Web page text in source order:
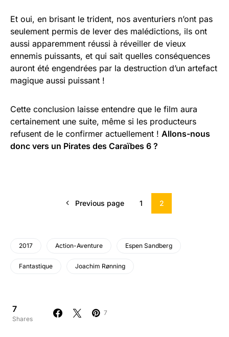
Et oui, en brisant le trident, nos aventuriers n’ont pas
seulement permis de lever des malédictions, ils ont
aussi apparemment réussi à réveiller de vieux
ennemis puissants, et qui sait quelles conséquences
auront été engendrées par la destruction d’un artefact
magique aussi puissant !
Cette conclusion laisse entendre que le film aura
certainement une suite, même si les producteurs
refusent de le confirmer actuellement ! Allons-nous
donc vers un Pirates des Caraïbes 6 ?
Previous page 1 2
2017 Action-Aventure Espen Sandberg
Fantastique Joachim Rønning
7
Shares
7